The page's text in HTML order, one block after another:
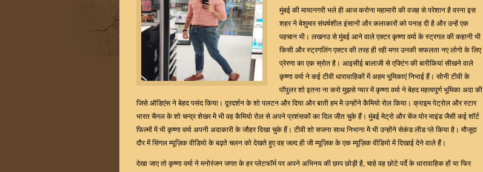
Of
Films
On
OTT
Platform
मुंबई की मायानगरी भले ही आज करोना महामारी की वजह से परेशान है वरना इस
शहर ने बेशुमार संघर्षशील इंसानों और कलाकारों को पनाह दी है और उन्हें एक
पहचान भी। लखनउ से मुंबई आने वाले एक्टर कृष्णा वर्मा के स्ट्रगल की कहानी भी
किसी और स्ट्रगलिंग एक्टर की तरह ही रही मगर उनकी सफलता नए लोगो के लिए
प्रेरणा का एक स्रोत है। आइसीई बालाजी से एक्टिंग की बारीकियां सीखने वाले
कृष्णा वर्मा ने कई टीवी धारावाहिकों में अहम भूमिकाएं निभाई हैं। सोनी टीवी के
पॉपुलर शो इतना ना करो मुझसे प्यार में कृष्णा वर्मा ने बेहद महत्वपूर्ण भूमिका अदा की
जिसे ऑडिएंस ने बेहद पसंद किया। दूरदर्शन के शो पलटन और दिया और बाती हम मेे उन्होंने कैमियो रोल किया। क्राइम पेट्रोल और स्टार
भारत चैनल के शो चन्द्र शेखर मेे भी वह कैमियो रोल से अपने प्रशंसकों का दिल जीत चुके हैं। मुंबई मेट्रो और चेंज योर माइंड जैसी कई शॉर्ट
फिल्मों में भी कृष्णा वर्मा अपनी अदाकारी के जौहर दिखा चुके हैं। टीवी शो सजना साथ निभाना मेे भी उन्होंने सेकंड लीड प्ले किया है। मौजूदा
दौर में सिंगल म्यूज़िक वीडियो के बढ़ते चलन को देखते हुए वह जल्द ही जी म्यूज़िक के एक म्यूज़िक वीडियो में दिखाई देने वाले हैं।
देखा जाए तो कृष्णा वर्मा ने मनोरंजन जगत के हर प्लेटफॉर्म पर अपने अभिनय की छाप छोड़ी है, चाहे वह छोटे पर्दे के धारावाहिक हों या फिर